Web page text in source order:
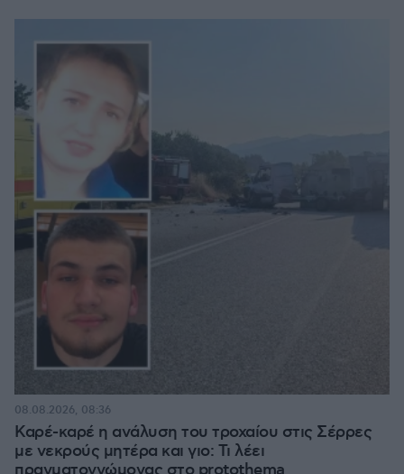
Καρέ-καρέ η ανάλυση του τροχαίου στις Σέρρες
με νεκρούς μητέρα και γιο: Τι λέει
08.08.2026, 08:36